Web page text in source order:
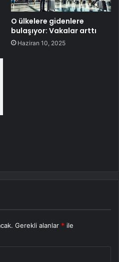
O ülkelere gidenlere
bulaşıyor: Vakalar arttı
Haziran 10, 2025
Gerekli alanlar * ile